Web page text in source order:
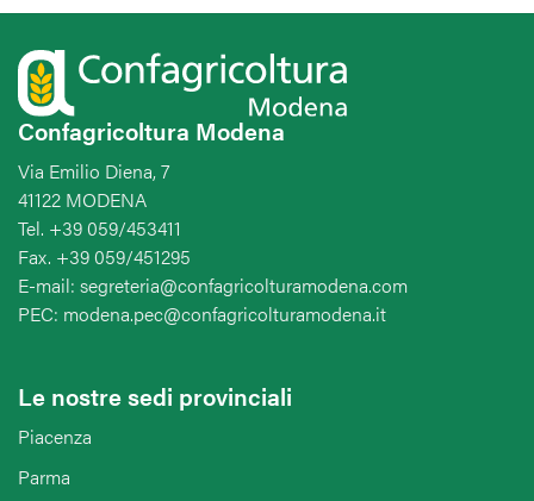
Confagricoltura Modena
Via Emilio Diena, 7
41122 MODENA
Tel. +39 059/453411
Fax. +39 059/451295
E-mail: segreteria@confagricolturamodena.com
PEC: modena.pec@confagricolturamodena.it
Le nostre sedi provinciali
Piacenza
Parma